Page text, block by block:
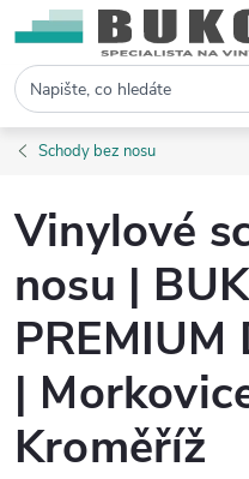
Hledat
Schody bez nosu
Vinylové
nosu |
|
Kroměříž